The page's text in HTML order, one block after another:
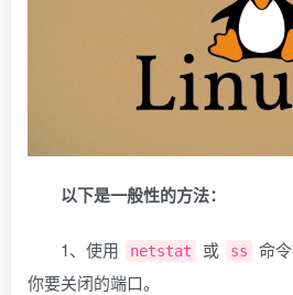
以下是一般性的方法：
1、使用 netstat 或 ss
命
你要关闭的端口。